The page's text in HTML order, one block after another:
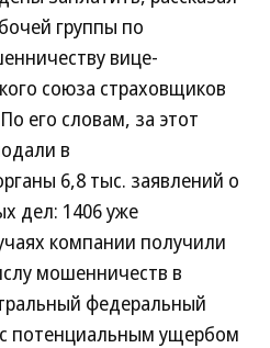
группы по
вице-
союза страховщиков
его словам, за этот
в
6,8 тыс. заявлений о
дел: 1406 уже
компании получили
мошенничеств в
федеральный
с потенциальным ущербом